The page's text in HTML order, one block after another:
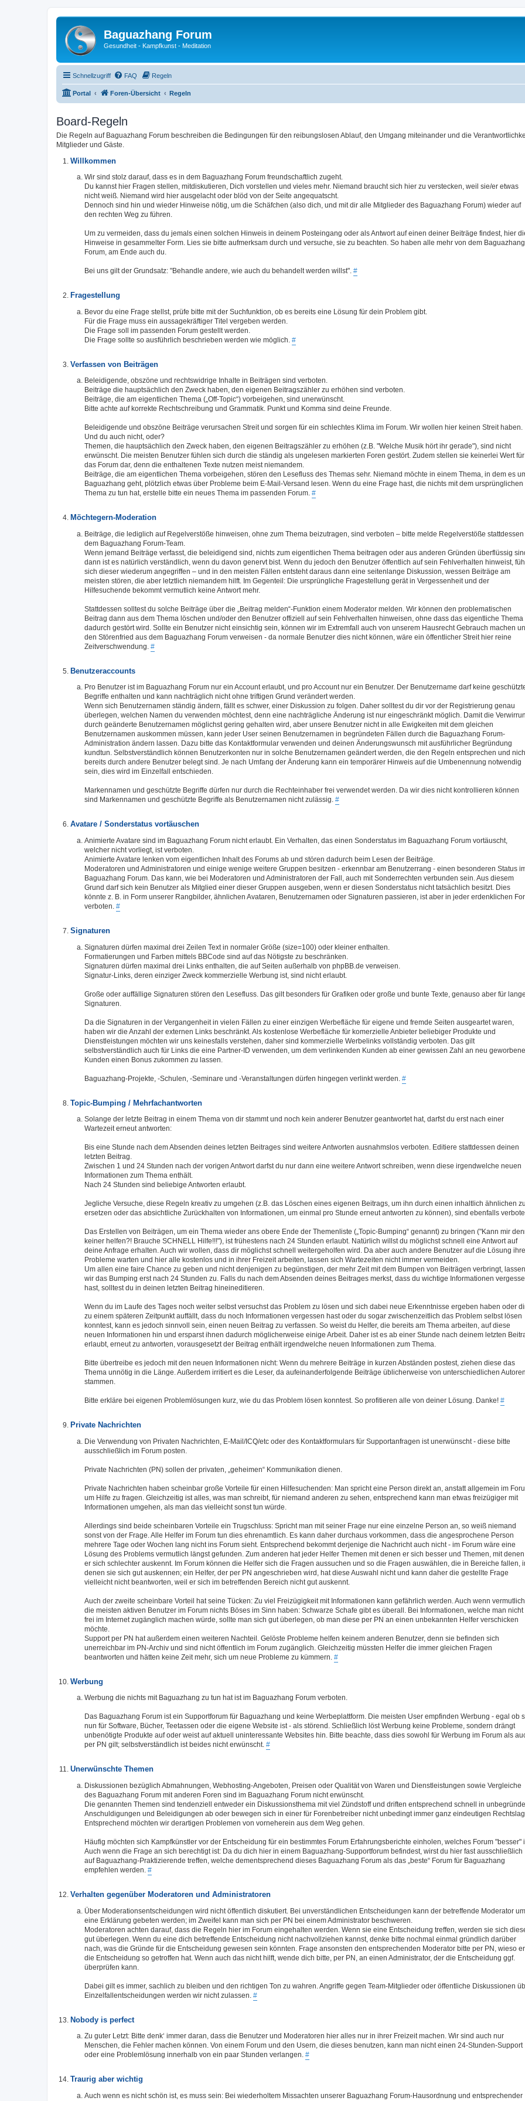
Baguazhang Forum
Gesundheit - Kampfkunst - Meditation
Schnellzugriff FAQ Regeln
Portal Foren-Übersicht Regeln
Board-Regeln
Die Regeln auf Baguazhang Forum beschreiben die Bedingungen für den reibungslosen Ablauf, den Umgang miteinander und die
Mitglieder und Gäste.
Willkommen
Wir sind stolz darauf, dass es in dem Baguazhang Forum freundschaftlich zugeht.
Du kannst hier Fragen stellen, mitdiskutieren, Dich vorstellen und vieles mehr. Niemand braucht sich hier zu verstecken, weil sie/er etwas
nicht weiß. Niemand wird hier ausgelacht oder blöd von der Seite angequatscht.
Dennoch sind hin und wieder Hinweise nötig, um die Schäfchen (also dich, und mit dir alle Mitglieder des Baguazhang Forum) wieder auf
den rechten Weg zu führen.
Um zu vermeiden, dass du jemals einen solchen Hinweis in deinem Posteingang oder als Antwort auf einen deiner Beiträge findest, hier
Hinweise in gesammelter Form. Lies sie bitte aufmerksam durch und versuche, sie zu beachten. So haben alle mehr von dem Baguazhang
Forum, am Ende auch du.
Bei uns gilt der Grundsatz: "Behandle andere, wie auch du behandelt werden willst". #
Fragestellung
Bevor du eine Frage stellst, prüfe bitte mit der Suchfunktion, ob es bereits eine Lösung für dein Problem gibt.
Für die Frage muss ein aussagekräftiger Titel vergeben werden.
Die Frage soll im passenden Forum gestellt werden.
Die Frage sollte so ausführlich beschrieben werden wie möglich. #
Verfassen von Beiträgen
Beleidigende, obszöne und rechtswidrige Inhalte in Beiträgen sind verboten.
Beiträge die hauptsächlich den Zweck haben, den eigenen Beitragszähler zu erhöhen sind verboten.
Beiträge, die am eigentlichen Thema („Off-Topic“) vorbeigehen, sind unerwünscht.
Bitte achte auf korrekte Rechtschreibung und Grammatik. Punkt und Komma sind deine Freunde.
Beleidigende und obszöne Beiträge verursachen Streit und sorgen für ein schlechtes Klima im Forum. Wir wollen hier keinen Streit haben.
Und du auch nicht, oder?
Themen, die hauptsächlich den Zweck haben, den eigenen Beitragszähler zu erhöhen (z.B. "Welche Musik hört ihr gerade"), sind nicht
erwünscht. Die meisten Benutzer fühlen sich durch die ständig als ungelesen markierten Foren gestört. Zudem stellen sie keinerlei Wert für
das Forum dar, denn die enthaltenen Texte nutzen meist niemandem.
Beiträge, die am eigentlichen Thema vorbeigehen, stören den Lesefluss des Themas sehr. Niemand möchte in einem Thema, in dem es
Baguazhang geht, plötzlich etwas über Probleme beim E-Mail-Versand lesen. Wenn du eine Frage hast, die nichts mit dem ursprünglichen
Thema zu tun hat, erstelle bitte ein neues Thema im passenden Forum. #
Möchtegern-Moderation
Beiträge, die lediglich auf Regelverstöße hinweisen, ohne zum Thema beizutragen, sind verboten – bitte melde Regelverstöße stattdessen
dem Baguazhang Forum-Team.
Wenn jemand Beiträge verfasst, die beleidigend sind, nichts zum eigentlichen Thema beitragen oder aus anderen Gründen überflüssig
dann ist es natürlich verständlich, wenn du davon genervt bist. Wenn du jedoch den Benutzer öffentlich auf sein Fehlverhalten hinweist,
sich dieser wiederum angegriffen – und in den meisten Fällen entsteht daraus dann eine seitenlange Diskussion, wessen Beiträge am
meisten stören, die aber letztlich niemandem hilft. Im Gegenteil: Die ursprüngliche Fragestellung gerät in Vergessenheit und der
Hilfesuchende bekommt vermutlich keine Antwort mehr.
Stattdessen solltest du solche Beiträge über die „Beitrag melden“-Funktion einem Moderator melden. Wir können den problematischen
Beitrag dann aus dem Thema löschen und/oder den Benutzer offiziell auf sein Fehlverhalten hinweisen, ohne dass das eigentliche Thema
dadurch gestört wird. Sollte ein Benutzer nicht einsichtig sein, können wir im Extremfall auch von unserem Hausrecht Gebrauch machen
den Störenfried aus dem Baguazhang Forum verweisen - da normale Benutzer dies nicht können, wäre ein öffentlicher Streit hier reine
Zeitverschwendung. #
Benutzeraccounts
Pro Benutzer ist im Baguazhang Forum nur ein Account erlaubt, und pro Account nur ein Benutzer. Der Benutzername darf keine
Begriffe enthalten und kann nachträglich nicht ohne triftigen Grund verändert werden.
Wenn sich Benutzernamen ständig ändern, fällt es schwer, einer Diskussion zu folgen. Daher solltest du dir vor der Registrierung genau
überlegen, welchen Namen du verwenden möchtest, denn eine nachträgliche Änderung ist nur eingeschränkt möglich. Damit die
durch geänderte Benutzernamen möglichst gering gehalten wird, aber unsere Benutzer nicht in alle Ewigkeiten mit dem gleichen
Benutzernamen auskommen müssen, kann jeder User seinen Benutzernamen in begründeten Fällen durch die Baguazhang Forum-
Administration ändern lassen. Dazu bitte das Kontaktformular verwenden und deinen Änderungswunsch mit ausführlicher Begründung
kundtun. Selbstverständlich können Benutzerkonten nur in solche Benutzernamen geändert werden, die den Regeln entsprechen und
bereits durch andere Benutzer belegt sind. Je nach Umfang der Änderung kann ein temporärer Hinweis auf die Umbenennung notwendig
sein, dies wird im Einzelfall entschieden.
Markennamen und geschützte Begriffe dürfen nur durch die Rechteinhaber frei verwendet werden. Da wir dies nicht kontrollieren können
sind Markennamen und geschützte Begriffe als Benutzernamen nicht zulässig. #
Avatare / Sonderstatus vortäuschen
Animierte Avatare sind im Baguazhang Forum nicht erlaubt. Ein Verhalten, das einen Sonderstatus im Baguazhang Forum vortäuscht,
welcher nicht vorliegt, ist verboten.
Animierte Avatare lenken vom eigentlichen Inhalt des Forums ab und stören dadurch beim Lesen der Beiträge.
Moderatoren und Administratoren und einige wenige weitere Gruppen besitzen - erkennbar am Benutzerrang - einen besonderen Status
Baguazhang Forum. Das kann, wie bei Moderatoren und Administratoren der Fall, auch mit Sonderrechten verbunden sein. Aus diesem
Grund darf sich kein Benutzer als Mitglied einer dieser Gruppen ausgeben, wenn er diesen Sonderstatus nicht tatsächlich besitzt. Dies
könnte z. B. in Form unserer Rangbilder, ähnlichen Avataren, Benutzernamen oder Signaturen passieren, ist aber in jeder erdenklichen
verboten. #
Signaturen
Signaturen dürfen maximal drei Zeilen Text in normaler Größe (size=100) oder kleiner enthalten.
Formatierungen und Farben mittels BBCode sind auf das Nötigste zu beschränken.
Signaturen dürfen maximal drei Links enthalten, die auf Seiten außerhalb von phpBB.de verweisen.
Signatur-Links, deren einziger Zweck kommerzielle Werbung ist, sind nicht erlaubt.
Große oder auffällige Signaturen stören den Lesefluss. Das gilt besonders für Grafiken oder große und bunte Texte, genauso aber für lange
Signaturen.
Da die Signaturen in der Vergangenheit in vielen Fällen zu einer einzigen Werbefläche für eigene und fremde Seiten ausgeartet waren,
haben wir die Anzahl der externen Links beschränkt. Als kostenlose Werbefläche für komerzielle Anbieter beliebiger Produkte und
Dienstleistungen möchten wir uns keinesfalls verstehen, daher sind kommerzielle Werbelinks vollständig verboten. Das gilt
selbstverständlich auch für Links die eine Partner-ID verwenden, um dem verlinkenden Kunden ab einer gewissen Zahl an neu
Kunden einen Bonus zukommen zu lassen.
Baguazhang-Projekte, -Schulen, -Seminare und -Veranstaltungen dürfen hingegen verlinkt werden. #
Topic-Bumping / Mehrfachantworten
Solange der letzte Beitrag in einem Thema von dir stammt und noch kein anderer Benutzer geantwortet hat, darfst du erst nach einer
Wartezeit erneut antworten:
Bis eine Stunde nach dem Absenden deines letzten Beitrages sind weitere Antworten ausnahmslos verboten. Editiere stattdessen deinen
letzten Beitrag.
Zwischen 1 und 24 Stunden nach der vorigen Antwort darfst du nur dann eine weitere Antwort schreiben, wenn diese irgendwelche neuen
Informationen zum Thema enthält.
Nach 24 Stunden sind beliebige Antworten erlaubt.
Jegliche Versuche, diese Regeln kreativ zu umgehen (z.B. das Löschen eines eigenen Beitrags, um ihn durch einen inhaltlich ähnlichen zu
ersetzen oder das absichtliche Zurückhalten von Informationen, um einmal pro Stunde erneut antworten zu können), sind ebenfalls
Das Erstellen von Beiträgen, um ein Thema wieder ans obere Ende der Themenliste („Topic-Bumping“ genannt) zu bringen ("Kann mir
keiner helfen?! Brauche SCHNELL Hilfe!!!"), ist frühestens nach 24 Stunden erlaubt. Natürlich willst du möglichst schnell eine Antwort auf
deine Anfrage erhalten. Auch wir wollen, dass dir möglichst schnell weitergeholfen wird. Da aber auch andere Benutzer auf die Lösung
Probleme warten und hier alle kostenlos und in ihrer Freizeit arbeiten, lassen sich Wartezeiten nicht immer vermeiden.
Um allen eine faire Chance zu geben und nicht denjenigen zu begünstigen, der mehr Zeit mit dem Bumpen von Beiträgen verbringt, lassen
wir das Bumping erst nach 24 Stunden zu. Falls du nach dem Absenden deines Beitrages merkst, dass du wichtige Informationen
hast, solltest du in deinen letzten Beitrag hineineditieren.
Wenn du im Laufe des Tages noch weiter selbst versuchst das Problem zu lösen und sich dabei neue Erkenntnisse ergeben haben oder
zu einem späteren Zeitpunkt auffällt, dass du noch Informationen vergessen hast oder du sogar zwischenzeitlich das Problem selbst lösen
konntest, kann es jedoch sinnvoll sein, einen neuen Beitrag zu verfassen. So weist du Helfer, die bereits am Thema arbeiten, auf diese
neuen Informationen hin und ersparst ihnen dadurch möglicherweise einige Arbeit. Daher ist es ab einer Stunde nach deinem letzten
erlaubt, erneut zu antworten, vorausgesetzt der Beitrag enthält irgendwelche neuen Informationen zum Thema.
Bitte übertreibe es jedoch mit den neuen Informationen nicht: Wenn du mehrere Beiträge in kurzen Abständen postest, ziehen diese das
Thema unnötig in die Länge. Außerdem irritiert es die Leser, da aufeinanderfolgende Beiträge üblicherweise von unterschiedlichen Autoren
stammen.
Bitte erkläre bei eigenen Problemlösungen kurz, wie du das Problem lösen konntest. So profitieren alle von deiner Lösung. Danke! #
Private Nachrichten
Die Verwendung von Privaten Nachrichten, E-Mail/ICQ/etc oder des Kontaktformulars für Supportanfragen ist unerwünscht - diese bitte
ausschließlich im Forum posten.
Private Nachrichten (PN) sollen der privaten, „geheimen“ Kommunikation dienen.
Private Nachrichten haben scheinbar große Vorteile für einen Hilfesuchenden: Man spricht eine Person direkt an, anstatt allgemein im
um Hilfe zu fragen. Gleichzeitig ist alles, was man schreibt, für niemand anderen zu sehen, entsprechend kann man etwas freizügiger mit
Informationen umgehen, als man das vielleicht sonst tun würde.
Allerdings sind beide scheinbaren Vorteile ein Trugschluss: Spricht man mit seiner Frage nur eine einzelne Person an, so weiß niemand
sonst von der Frage. Alle Helfer im Forum tun dies ehrenamtlich. Es kann daher durchaus vorkommen, dass die angesprochene Person
mehrere Tage oder Wochen lang nicht ins Forum sieht. Entsprechend bekommt derjenige die Nachricht auch nicht - im Forum wäre eine
Lösung des Problems vermutlich längst gefunden. Zum anderen hat jeder Helfer Themen mit denen er sich besser und Themen, mit denen
er sich schlechter auskennt. Im Forum können die Helfer sich die Fragen aussuchen und so die Fragen auswählen, die in Bereiche fallen,
denen sie sich gut auskennen; ein Helfer, der per PN angeschrieben wird, hat diese Auswahl nicht und kann daher die gestellte Frage
vielleicht nicht beantworten, weil er sich im betreffenden Bereich nicht gut auskennt.
Auch der zweite scheinbare Vorteil hat seine Tücken: Zu viel Freizügigkeit mit Informationen kann gefährlich werden. Auch wenn vermutlich
die meisten aktiven Benutzer im Forum nichts Böses im Sinn haben: Schwarze Schafe gibt es überall. Bei Informationen, welche man nicht
frei im Internet zugänglich machen würde, sollte man sich gut überlegen, ob man diese per PN an einen unbekannten Helfer verschicken
möchte.
Support per PN hat außerdem einen weiteren Nachteil. Gelöste Probleme helfen keinem anderen Benutzer, denn sie befinden sich
unerreichbar im PN-Archiv und sind nicht öffentlich im Forum zugänglich. Gleichzeitig müssten Helfer die immer gleichen Fragen
beantworten und hätten keine Zeit mehr, sich um neue Probleme zu kümmern. #
Werbung
Werbung die nichts mit Baguazhang zu tun hat ist im Baguazhang Forum verboten.
Das Baguazhang Forum ist ein Supportforum für Baguazhang und keine Werbeplattform. Die meisten User empfinden Werbung - egal ob
nun für Software, Bücher, Teetassen oder die eigene Website ist - als störend. Schließlich löst Werbung keine Probleme, sondern drängt
unbenötigte Produkte auf oder weist auf aktuell uninteressante Websites hin. Bitte beachte, dass dies sowohl für Werbung im Forum als
per PN gilt; selbstverständlich ist beides nicht erwünscht. #
Unerwünschte Themen
Diskussionen bezüglich Abmahnungen, Webhosting-Angeboten, Preisen oder Qualität von Waren und Dienstleistungen sowie Vergleiche
des Baguazhang Forum mit anderen Foren sind im Baguazhang Forum nicht erwünscht.
Die genannten Themen sind tendenziell entweder ein Diskussionsthema mit viel Zündstoff und driften entsprechend schnell in
Anschuldigungen und Beleidigungen ab oder bewegen sich in einer für Forenbetreiber nicht unbedingt immer ganz eindeutigen
Entsprechend möchten wir derartigen Problemen von vorneherein aus dem Weg gehen.
Häufig möchten sich Kampfkünstler vor der Entscheidung für ein bestimmtes Forum Erfahrungsberichte einholen, welches Forum "besser"
Auch wenn die Frage an sich berechtigt ist: Da du dich hier in einem Baguazhang-Supportforum befindest, wirst du hier fast ausschließlich
auf Baguazhang-Praktizierende treffen, welche dementsprechend dieses Baguazhang Forum als das „beste“ Forum für Baguazhang
empfehlen werden. #
Verhalten gegenüber Moderatoren und Administratoren
Über Moderationsentscheidungen wird nicht öffentlich diskutiert. Bei unverständlichen Entscheidungen kann der betreffende Moderator um
eine Erklärung gebeten werden; im Zweifel kann man sich per PN bei einem Administrator beschweren.
Moderatoren achten darauf, dass die Regeln hier im Forum eingehalten werden. Wenn sie eine Entscheidung treffen, werden sie sich
gut überlegen. Wenn du eine dich betreffende Entscheidung nicht nachvollziehen kannst, denke bitte nochmal einmal gründlich darüber
nach, was die Gründe für die Entscheidung gewesen sein könnten. Frage ansonsten den entsprechenden Moderator bitte per PN, wieso er
die Entscheidung so getroffen hat. Wenn auch das nicht hilft, wende dich bitte, per PN, an einen Administrator, der die Entscheidung ggf.
überprüfen kann.
Dabei gilt es immer, sachlich zu bleiben und den richtigen Ton zu wahren. Angriffe gegen Team-Mitglieder oder öffentliche Diskussionen
Einzelfallentscheidungen werden wir nicht zulassen. #
Nobody is perfect
Zu guter Letzt: Bitte denk‘ immer daran, dass die Benutzer und Moderatoren hier alles nur in ihrer Freizeit machen. Wir sind auch nur
Menschen, die Fehler machen können. Von einem Forum und den Usern, die dieses benutzen, kann man nicht einen 24-Stunden-Support
oder eine Problemlösung innerhalb von ein paar Stunden verlangen. #
Traurig aber wichtig
Auch wenn es nicht schön ist, es muss sein: Bei wiederholtem Missachten unserer Baguazhang Forum-Hausordnung und entsprechender